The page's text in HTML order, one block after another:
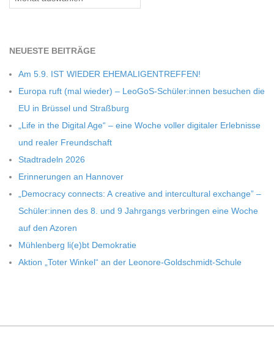
H
M
I
D
T
-
S
H
NEU­ESTE BEITRÄGE
Am 5.9. IST WIEDER EHEMALIGENTREFFEN!
Europa ruft (mal wie­der) – LeoGoS-Schüler:innen besu­chen die
EU in Brüs­sel und Straßburg
„Life in the Digi­tal Age“ – eine Woche vol­ler digi­ta­ler Erleb­nisse
und rea­ler Freundschaft
Stadt­ra­deln 2026
Erin­ne­run­gen an Hannover
„Demo­cracy con­nects: A crea­tive and inter­cul­tu­ral exch­ange” –
Schüler:innen des 8. und 9 Jahr­gangs ver­brin­gen eine Woche
auf den Azoren
Müh­len­berg li(e)bt Demokratie
Aktion „Toter Win­kel“ an der Leonore-Goldschmidt-Schule